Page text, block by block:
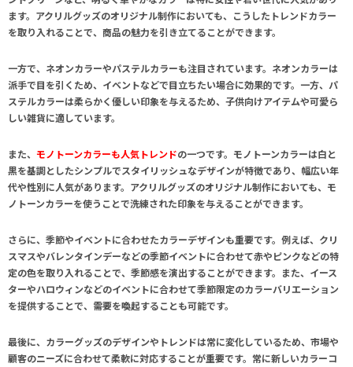
ます。アクリルグッズのオリジナル制作においても、こうしたトレンドカラー
を取り入れることで、商品の魅力を引き立てることができます。
一方で、 ネオンカラーやパステルカラーも注目されています。ネオンカラーは
派手で目を引くため、イベントなどで目立ちたい場合に効果的です。一方、パ
ステルカラーは柔らかく優しい印象を与えるため、子供向けアイテムや可愛ら
しい雑貨に適しています。
また、 モノトーンカラーも人気トレンドの一つです。モノトーンカラーは白と
黒を基調としたシンプルでスタイリッシュなデザインが特徴であり、幅広い年
代や性別に人気があります。アクリルグッズのオリジナル制作においても、モ
ノトーンカラーを使うことで洗練された印象を与えることができます。
さらに、 季節やイベントに合わせたカラーデザインも重要です。例えば、クリ
スマスやバレンタインデーなどの季節イベントに合わせて赤やピンクなどの特
定の色を取り入れることで、季節感を演出することができます。また、イース
ターやハロウィンなどのイベントに合わせて季節限定のカラーバリエーション
を提供することで、需要を喚起することも可能です。
最後に、 カラーグッズのデザインやトレンドは常に変化しているため、市場や
顧客のニーズに合わせて柔軟に対応することが重要です。常に新しいカラーコ